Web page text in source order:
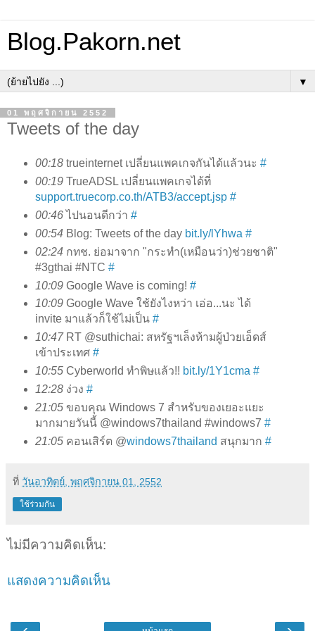
Blog.Pakorn.net
▼
01 พฤศจิกายน 2552
Tweets of the day
00:18trueinternet เปลี่ยนแพคเกจกันได้แล้วนะ #
00:19TrueADSL เปลี่ยนแพคเกจได้ที่
support.truecorp.co.th/ATB3/accept.jsp #
00:46ไปนอนดีกว่า #
00:54Blog: Tweets of the day bit.ly/lYhwa #
02:24กทช. ย่อมาจาก "กระทำ(เหมือนว่า)ช่วยชาติ"
#3gthai #NTC #
10:09Google Wave is coming! #
10:09Google Wave ใช้ยังไงหว่า เอ่อ...นะ ได้
invite มาแล้วก็ใช้ไม่เป็น #
10:47RT @suthichai: สหรัฐฯเล็งห้ามผู้ป่วยเอ็ดส์
เข้าประเทศ #
10:55Cyberworld ทำพิษแล้ว!! bit.ly/1Y1cma #
12:28ง่วง #
21:05ขอบคุณ Windows 7 สำหรับของเยอะแยะ
มากมายวันนี้ @windows7thailand #windows7 #
21:05คอนเสิร์ต @windows7thailand สนุกมาก #
ที่ วันอาทิตย์, พฤศจิกายน 01, 2552
ใช้ร่วมกัน
ไม่มีความคิดเห็น:
แสดงความคิดเห็น